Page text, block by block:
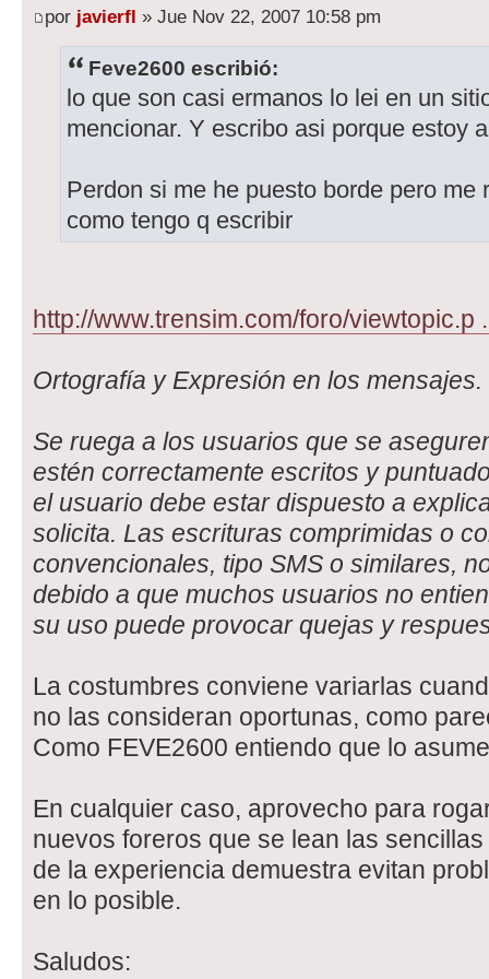
por javierfl » Jue Nov 22, 2007 10:58 pm
Feve2600 escribió:
lo que son casi ermanos lo lei en un
mencionar. Y escribo asi porque estoy
Perdon si me he puesto borde pero me
como tengo q escribir
http://www.trensim.com/foro/viewtopic.p
Ortografía y Expresión en los mensajes.
Se ruega a los usuarios que se
estén correctamente escritos y
el usuario debe estar dispuesto a
solicita. Las escrituras comprimidas o
convencionales, tipo SMS o similares,
debido a que muchos usuarios no
su uso puede provocar quejas y
La costumbres conviene variarlas
no las consideran oportunas, como
Como FEVE2600 entiendo que lo
En cualquier caso, aprovecho para
nuevos foreros que se lean las
de la experiencia demuestra evitan
en lo posible.
Saludos: